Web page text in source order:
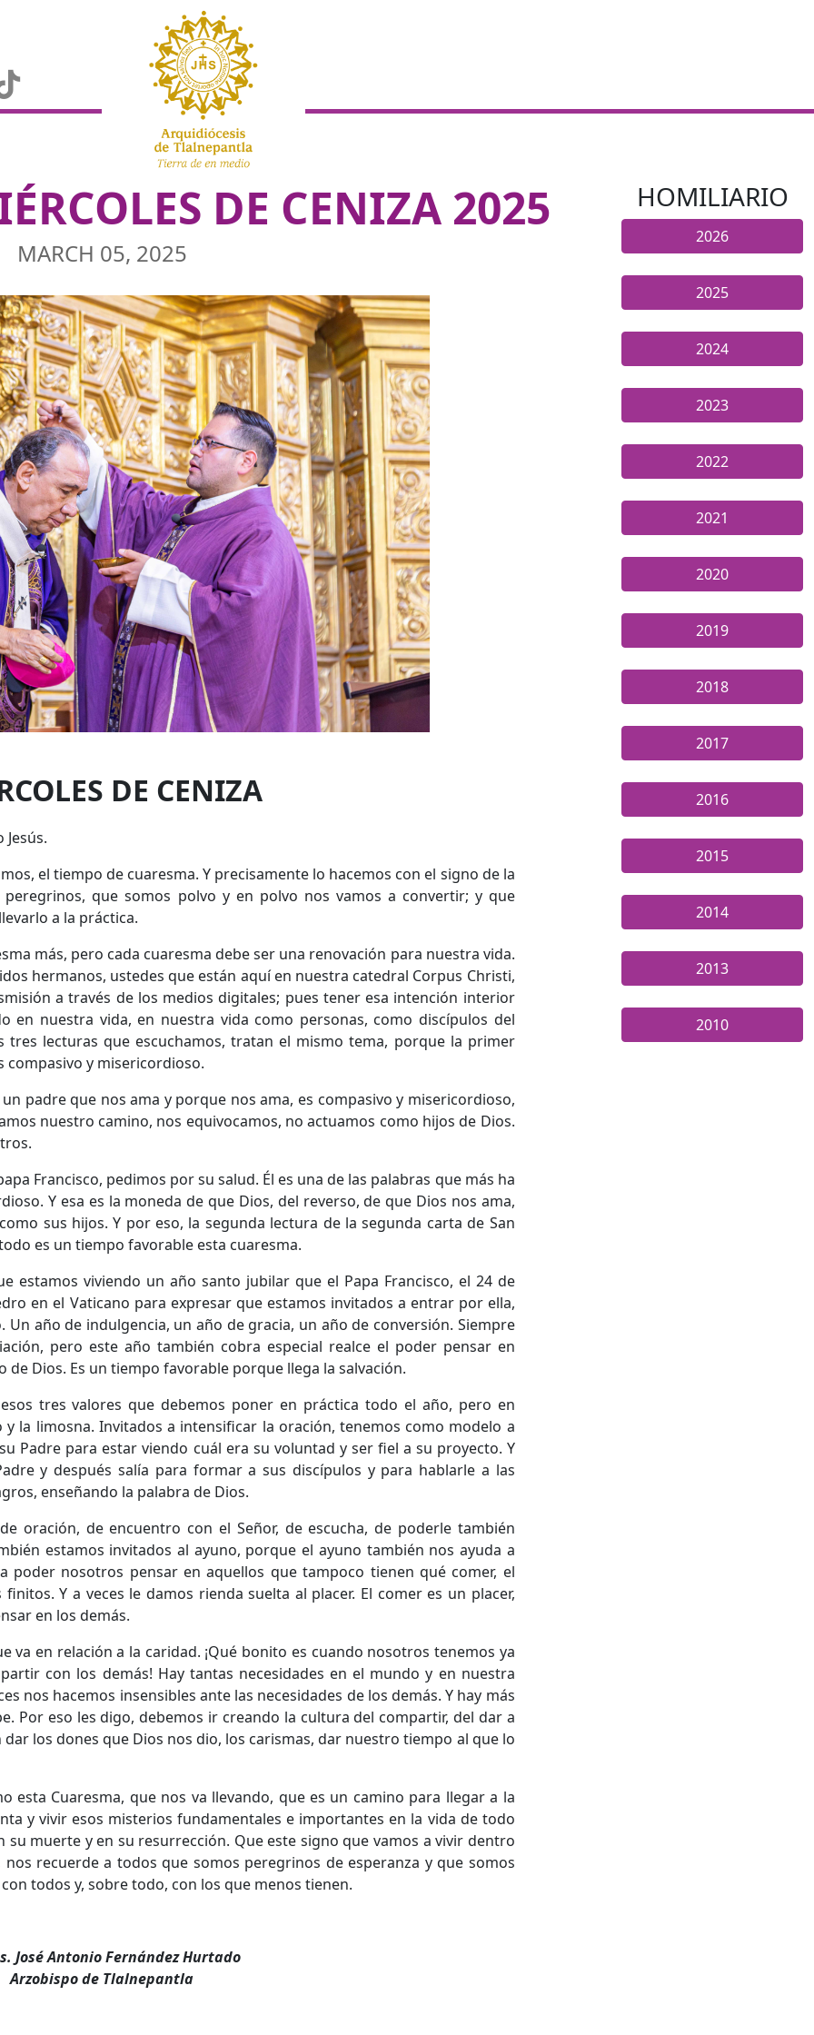
DE CENIZA 2025
MARCH 05, 2025
DE CENIZA
el tiempo de cuaresma. Y precisamente lo hacemos con el signo de la
que somos polvo y en polvo nos vamos a convertir; y que
a la práctica.
más, pero cada cuaresma debe ser una renovación para nuestra vida.
hermanos, ustedes que están aquí en nuestra catedral Corpus Christi,
a través de los medios digitales; pues tener esa intención interior
en nuestra vida, en nuestra vida como personas, como discípulos del
tres lecturas que escuchamos, tratan el mismo tema, porque la primer
compasivo y misericordioso.
padre que nos ama y porque nos ama, es compasivo y misericordioso,
nuestro camino, nos equivocamos, no actuamos como hijos de Dios.
Francisco, pedimos por su salud. Él es una de las palabras que más ha
Y esa es la moneda de que Dios, del reverso, de que Dios nos ama,
sus hijos. Y por eso, la segunda lectura de la segunda carta de San
es un tiempo favorable esta cuaresma.
estamos viviendo un año santo jubilar que el Papa Francisco, el 24 de
en el Vaticano para expresar que estamos invitados a entrar por ella,
año de indulgencia, un año de gracia, un año de conversión. Siempre
pero este año también cobra especial realce el poder pensar en
Dios. Es un tiempo favorable porque llega la salvación.
tres valores que debemos poner en práctica todo el año, pero en
y la limosna. Invitados a intensificar la oración, tenemos como modelo a
Padre para estar viendo cuál era su voluntad y ser fiel a su proyecto. Y
y después salía para formar a sus discípulos y para hablarle a las
enseñando la palabra de Dios.
oración, de encuentro con el Señor, de escucha, de poderle también
estamos invitados al ayuno, porque el ayuno también nos ayuda a
nosotros pensar en aquellos que tampoco tienen qué comer, el
Y a veces le damos rienda suelta al placer. El comer es un placer,
en los demás.
va en relación a la caridad. ¡Qué bonito es cuando nosotros tenemos ya
con los demás! Hay tantas necesidades en el mundo y en nuestra
nos hacemos insensibles ante las necesidades de los demás. Y hay más
Por eso les digo, debemos ir creando la cultura del compartir, del dar a
los dones que Dios nos dio, los carismas, dar nuestro tiempo al que lo
esta Cuaresma, que nos va llevando, que es un camino para llegar a la
y vivir esos misterios fundamentales e importantes en la vida de todo
su muerte y en su resurrección. Que este signo que vamos a vivir dentro
recuerde a todos que somos peregrinos de esperanza y que somos
todos y, sobre todo, con los que menos tienen.
José Antonio Fernández Hurtado
Arzobispo de Tlalnepantla
HOMILIARIO
2026
2025
2024
2023
2022
2021
2020
2019
2018
2017
2016
2015
2014
2013
2010